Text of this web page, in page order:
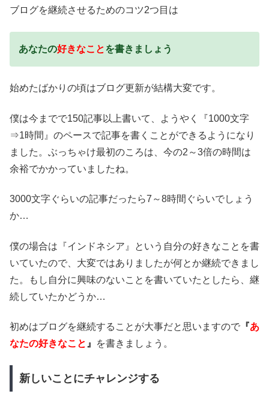
ブログを継続させるためのコツ2つ目は
あなたの好きなことを書きましょう
始めたばかりの頃はブログ更新が結構大変です。
僕は今までで150記事以上書いて、ようやく『1000文字
⇒1時間』のペースで記事を書くことができるようになり
ました。 ぶっちゃけ最初のころは、今の2～3倍の時間は
余裕でかかっていましたね。
3000文字ぐらいの記事だったら7～8時間ぐらいでしょう
か…
僕の場合は『インドネシア』という自分の好きなことを書
いていたので、大変ではありましたが何とか継続できまし
た。
もし自分に興味のないことを書いていたとしたら、継
続していたかどうか…
初めはブログを継続することが大事だと思いますので 『あ
なたの好きなこと 』 を書きましょう。
新しいことにチャレンジする